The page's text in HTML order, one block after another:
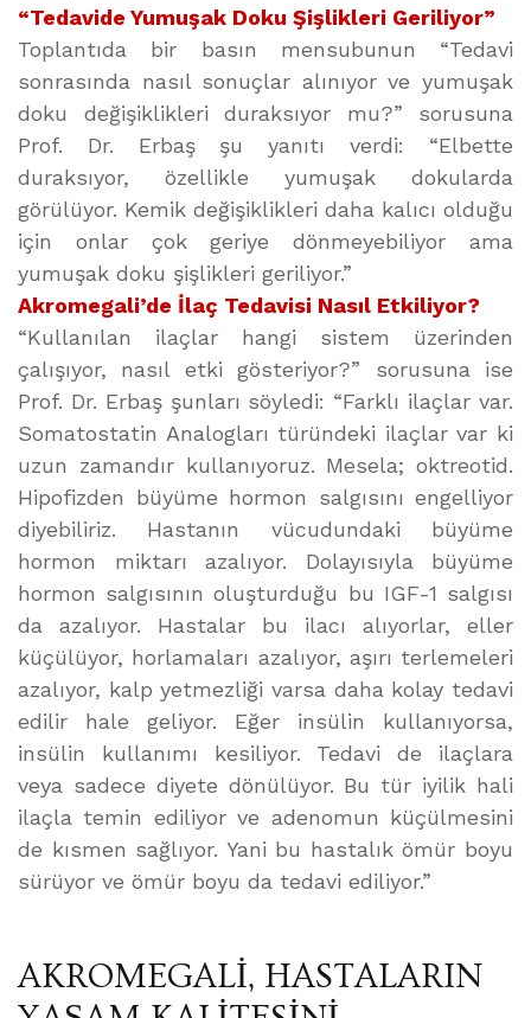
“Tedavide Yumuşak Doku Şişlikleri Geriliyor”
Toplantıda bir basın mensubunun “Tedavi
sonrasında nasıl sonuçlar alınıyor ve yumuşak
doku değişiklikleri duraksıyor mu?” sorusuna
Prof. Dr. Erbaş şu yanıtı verdi: “Elbette
duraksıyor, özellikle yumuşak dokularda
görülüyor. Kemik değişiklikleri daha kalıcı olduğu
için onlar çok geriye dönmeyebiliyor ama
yumuşak doku şişlikleri geriliyor.”
Akromegali’de İlaç Tedavisi Nasıl Etkiliyor?
“Kullanılan ilaçlar hangi sistem üzerinden
çalışıyor, nasıl etki gösteriyor?” sorusuna ise
Prof. Dr. Erbaş şunları söyledi: “Farklı ilaçlar var.
Somatostatin Analogları türündeki ilaçlar var ki
uzun zamandır kullanıyoruz. Mesela; oktreotid.
Hipofizden büyüme hormon salgısını engelliyor
diyebiliriz. Hastanın vücudundaki büyüme
hormon miktarı azalıyor. Dolayısıyla büyüme
hormon salgısının oluşturduğu bu IGF-1 salgısı
da azalıyor. Hastalar bu ilacı alıyorlar, eller
küçülüyor, horlamaları azalıyor, aşırı terlemeleri
azalıyor, kalp yetmezliği varsa daha kolay tedavi
edilir hale geliyor. Eğer insülin kullanıyorsa,
insülin kullanımı kesiliyor. Tedavi de ilaçlara
veya sadece diyete dönülüyor. Bu tür iyilik hali
ilaçla temin ediliyor ve adenomun küçülmesini
de kısmen sağlıyor. Yani bu hastalık ömür boyu
sürüyor ve ömür boyu da tedavi ediliyor.”
AKROMEGALİ, HASTALARIN